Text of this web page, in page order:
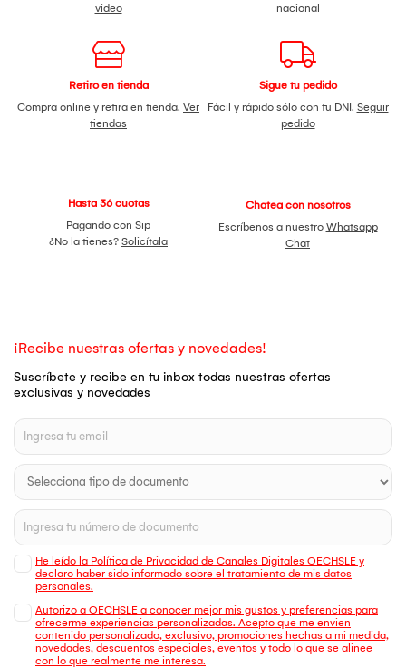
video
nacional
Retiro en tienda
Compra online y retira en tienda. Ver
tiendas
Sigue tu pedido
Fácil y rápido sólo con tu DNI. Seguir
pedido
Hasta 36 cuotas
Pagando con Sip
¿No la tienes? Solicítala
Chatea con nosotros
Escríbenos a nuestro Whatsapp
Chat
¡Recibe nuestras ofertas y novedades!
Suscríbete y recibe en tu inbox todas nuestras ofertas
exclusivas y novedades
He leído la Política de Privacidad de Canales Digitales OECHSLE y
declaro haber sido informado sobre el tratamiento de mis datos
personales.
Autorizo a OECHSLE a conocer mejor mis gustos y preferencias para
ofrecerme experiencias personalizadas. Acepto que me envien
contenido personalizado, exclusivo, promociones hechas a mi medida,
novedades, descuentos especiales, eventos y todo lo que se alinee
con lo que realmente me interesa.